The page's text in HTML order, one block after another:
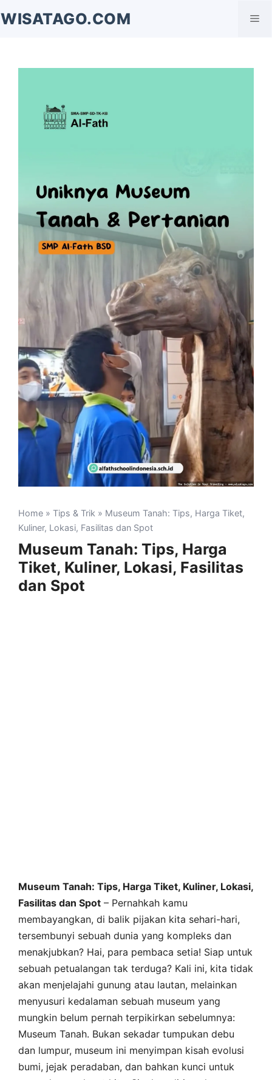
ke
WISATAGO.COM
Home » Tips & Trik » Museum Tanah: Tips, Harga Tiket,
Kuliner, Lokasi, Fasilitas dan Spot
Museum Tanah: Tips, Harga
Tiket, Kuliner, Lokasi, Fasilitas
dan Spot
Museum Tanah: Tips, Harga Tiket, Kuliner, Lokasi,
Fasilitas dan Spot – Pernahkah kamu
membayangkan, di balik pijakan kita sehari-hari,
tersembunyi sebuah dunia yang kompleks dan
menakjubkan? Hai, para pembaca setia! Siap untuk
sebuah petualangan tak terduga? Kali ini, kita tidak
akan menjelajahi gunung atau lautan, melainkan
menyusuri kedalaman sebuah museum yang
mungkin belum pernah terpikirkan sebelumnya:
Museum Tanah. Bukan sekadar tumpukan debu
dan lumpur, museum ini menyimpan kisah evolusi
bumi, jejak peradaban, dan bahkan kunci untuk